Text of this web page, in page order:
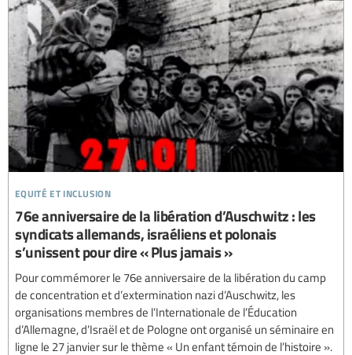
equité et inclusion
76e anniversaire de la libération d’Auschwitz : les
syndicats allemands, israéliens et polonais
s’unissent pour dire « Plus jamais »
Pour commémorer le 76e anniversaire de la libération du camp
de concentration et d’extermination nazi d’Auschwitz, les
organisations membres de l’Internationale de l’Éducation
d’Allemagne, d’Israël et de Pologne ont organisé un séminaire en
ligne le 27 janvier sur le thème « Un enfant témoin de l’histoire ».